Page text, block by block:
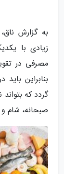
به گزارش
زیادی با
مصرفی در
بنابراین
گردد که
صبحانه، شام